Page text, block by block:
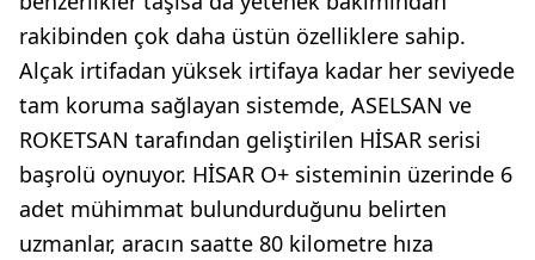
rakibinden çok daha üstün özelliklere sahip.
Alçak irtifadan yüksek irtifaya kadar her seviyede
tam koruma sağlayan sistemde, ASELSAN ve
ROKETSAN tarafından geliştirilen HİSAR serisi
başrolü oynuyor. HİSAR O+ sisteminin üzerinde 6
adet mühimmat bulundurduğunu belirten
uzmanlar, aracın saatte 80 kilometre hıza